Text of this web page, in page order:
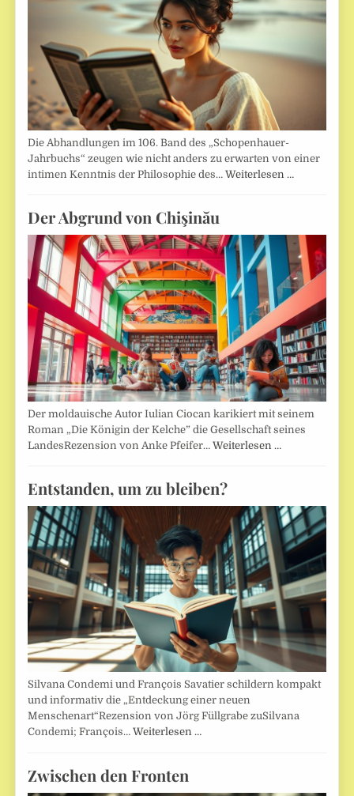
Die Abhandlungen im 106. Band des „Schopenhauer-
Jahrbuchs“ zeugen wie nicht anders zu erwarten von einer
intimen Kenntnis der Philosophie des…Weiterlesen …
Der Abgrund von Chişinău
Der moldauische Autor Iulian Ciocan karikiert mit seinem
Roman „Die Königin der Kelche” die Gesellschaft seines
LandesRezension von Anke Pfeifer…Weiterlesen …
Entstanden, um zu bleiben?
Silvana Condemi und François Savatier schildern kompakt
und informativ die „Entdeckung einer neuen
Menschenart“Rezension von Jörg Füllgrabe zuSilvana
Condemi; François…Weiterlesen …
Zwischen den Fronten